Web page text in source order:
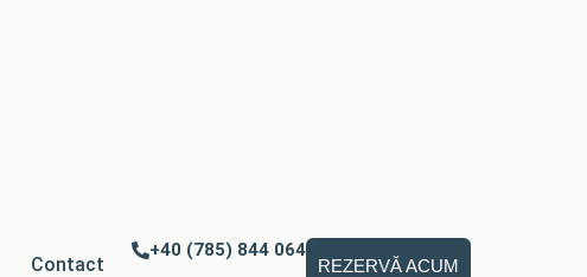
Contact
+40 (785) 844 064
REZERVĂ ACUM